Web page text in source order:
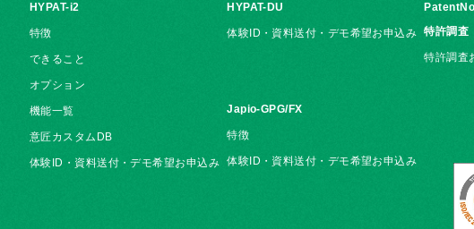
HYPAT-i2
特徴
できること
オプション
機能一覧
意匠カスタムDB
体験ID・資料送付・デモ希望お申込み
HYPAT-DU
体験ID・資料送付・デモ希望お申込み
Japio-GPG/FX
特徴
体験ID・資料送付・デモ希望お申込み
特許調査
特許調査